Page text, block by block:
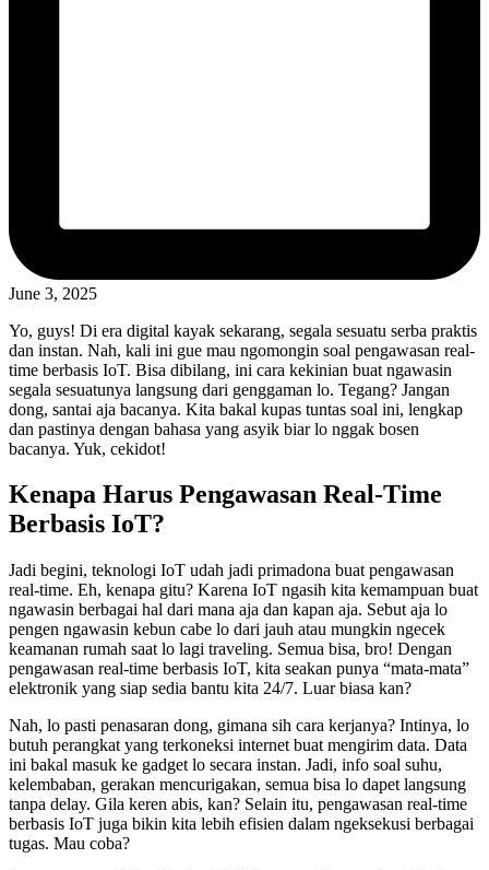
June 3, 2025
Yo, guys! Di era digital kayak sekarang, segala sesuatu serba praktis
dan instan. Nah, kali ini gue mau ngomongin soal pengawasan real-
time berbasis IoT. Bisa dibilang, ini cara kekinian buat ngawasin
segala sesuatunya langsung dari genggaman lo. Tegang? Jangan
dong, santai aja bacanya. Kita bakal kupas tuntas soal ini, lengkap
dan pastinya dengan bahasa yang asyik biar lo nggak bosen
bacanya. Yuk, cekidot!
Kenapa Harus Pengawasan Real-Time
Berbasis IoT?
Jadi begini, teknologi IoT udah jadi primadona buat pengawasan
real-time. Eh, kenapa gitu? Karena IoT ngasih kita kemampuan buat
ngawasin berbagai hal dari mana aja dan kapan aja. Sebut aja lo
pengen ngawasin kebun cabe lo dari jauh atau mungkin ngecek
keamanan rumah saat lo lagi traveling. Semua bisa, bro! Dengan
pengawasan real-time berbasis IoT, kita seakan punya “mata-mata”
elektronik yang siap sedia bantu kita 24/7. Luar biasa kan?
Nah, lo pasti penasaran dong, gimana sih cara kerjanya? Intinya, lo
butuh perangkat yang terkoneksi internet buat mengirim data. Data
ini bakal masuk ke gadget lo secara instan. Jadi, info soal suhu,
kelembaban, gerakan mencurigakan, semua bisa lo dapet langsung
tanpa delay. Gila keren abis, kan? Selain itu, pengawasan real-time
berbasis IoT juga bikin kita lebih efisien dalam ngeksekusi berbagai
tugas. Mau coba?